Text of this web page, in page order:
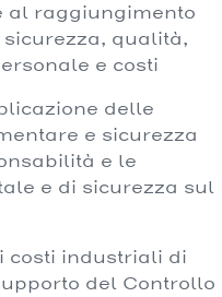
al raggiungimento
qualità,
e costi
delle
e sicurezza
e le
e di sicurezza sul
costi industriali di
del Controllo